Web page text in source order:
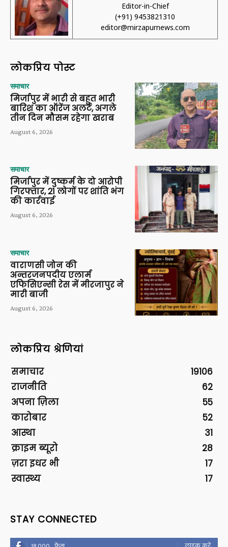
Editor-in-Chief
(+91) 9453821310
editor@mirzapurnews.com
लोकप्रिय पोस्ट
समाचार
मिर्जापुर में भारी से बहुत भारी
बारिश का ऑरेंज अलर्ट, अगले
तीन दिन मौसम रहेगा खराब
August 6, 2026
समाचार
मिर्जापुर में दुष्कर्म के दो आरोपी
गिरफ्तार, 21 लोगों पर शांति भंग
की कार्रवाई
August 6, 2026
समाचार
वाराणसी जोन की
अन्तरजनपदीय एलार्म
एफिसिएन्सी रेस में मीरजापुर ने
मारी बाजी
August 6, 2026
लोकप्रिय श्रेणियां
समाचार
19106
राजनीति
62
अपना ज़िला
55
कारोबार
52
आस्था
31
क्राइम ब्यूरो
28
ज़रा इधर भी
17
स्वास्थ्य
17
STAY CONNECTED